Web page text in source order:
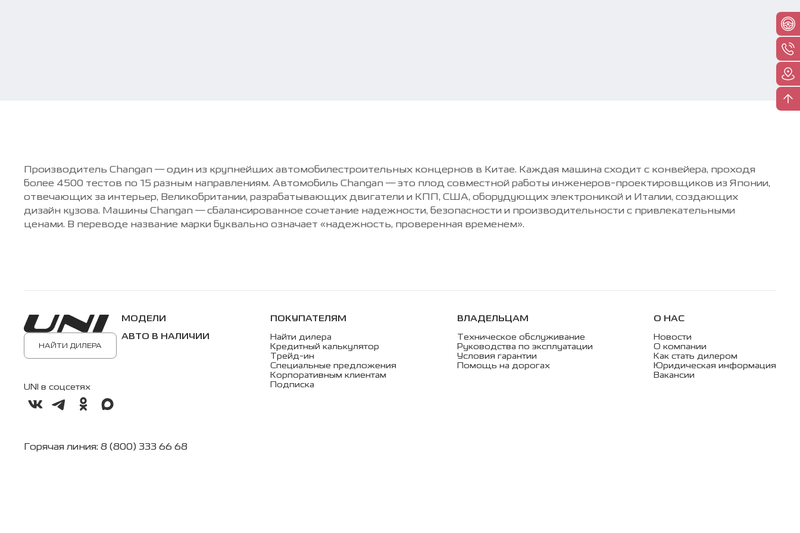
Производитель Changan — один из крупнейших автомобилестроительных концернов в Китае. Каждая машина сходит с конвейера, проходя
более 4500 тестов по 15 разным направлениям. Автомобиль Changan — это плод совместной работы инженеров-проектировщиков из Японии,
отвечающих за интерьер, Великобритании, разрабатывающих двигатели и КПП, США, оборудующих электроникой и Италии, создающих
дизайн кузова. Машины Changan — сбалансированное сочетание надежности, безопасности и производительности с привлекательными
ценами. В переводе название марки буквально означает «надежность, проверенная временем».
НАЙТИ ДИЛЕРА
UNI в соцсетях
МОДЕЛИ
АВТО В НАЛИЧИИ
ПОКУПАТЕЛЯМ
Найти дилера
Кредитный калькулятор
Трейд-ин
Специальные предложения
Корпоративным клиентам
Подписка
ВЛАДЕЛЬЦАМ
Техническое обслуживание
Руководства по эксплуатации
Условия гарантии
Помощь на дорогах
О НАС
Новости
О компании
Как стать дилером
Юридическая информация
Вакансии
Горячая линия: 8 (800) 333 66 68